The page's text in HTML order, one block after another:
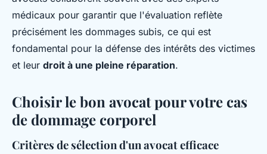
médicaux pour garantir que l'évaluation reflète
précisément les dommages subis, ce qui est
fondamental pour la défense des intérêts des victimes
et leur droit à une pleine réparation.
Choisir le bon avocat pour votre cas
de dommage corporel
Critères de sélection d'un avocat efficace